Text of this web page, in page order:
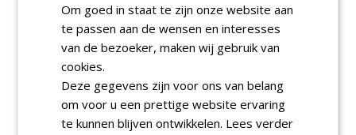
06-08-2026, Ven-Zelderheide
Groeiplaats specialist bij
Boomtotaalzorg32-40 uur
Boominspecteur bij
Boomtotaalzorg24-40 uur
30-07-2026, Schalkwijk
Om goed in staat te zijn onze website aan
te passen aan de wensen en interesses
van de bezoeker, maken wij gebruik van
cookies.
Deze gegevens zijn voor ons van belang
om voor u een prettige website ervaring
te kunnen blijven ontwikkelen. Lees verder